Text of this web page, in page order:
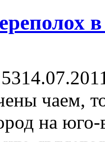
чаем,
на юго-